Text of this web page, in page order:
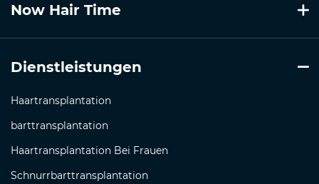
Now Hair Time
Dienstleistungen
Haartransplantation
barttransplantation
Haartransplantation Bei Frauen
Schnurrbarttransplantation